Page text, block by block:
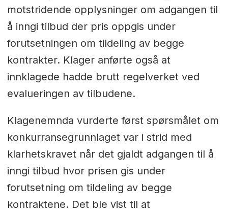
motstridende opplysninger om adgangen til
å inngi tilbud der pris oppgis under
forutsetningen om tildeling av begge
kontrakter. Klager anførte også at
innklagede hadde brutt regelverket ved
evalueringen av tilbudene.
Klagenemnda vurderte først spørsmålet om
konkurransegrunnlaget var i strid med
klarhetskravet når det gjaldt adgangen til å
inngi tilbud hvor prisen gis under
forutsetning om tildeling av begge
kontraktene. Det ble vist til at